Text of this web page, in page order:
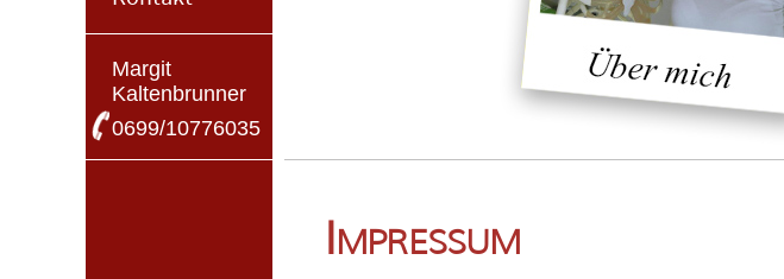
Margit
Kaltenbrunner
0699/10776035
IMPRESSUM